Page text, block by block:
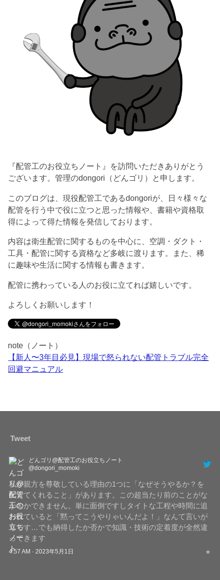
『配管工のお役立ちノート』を訪問いただきありがとう
ございます。管理のdongori（どんゴリ）と申します。
このブログは、現役配管工であるdongoriが、日々様々な
配管を行う中で役に立つと思った情報や、書籍や資格取
得によって得た情報を発信しております。
内容は衛生配管に関するものを中心に、空調・ダクト・
工具・配管に関する資格など多岐に渡ります。また、稀
に趣味や生活に関する情報も書きます。
配管に携わっている人のお役に立てれば嬉しいです。
よろしくお願いします！
note（ノート）
【新人〜3年目必見】現場で怒られない配管トラブル完全
回避マニュアル
Tweet
どんゴリ@配管工のお役立ちノート
@dongori_momoki
私が親方を尊敬している理由の1つに「なぜそうやるか？を
伝えてくれること」があります。この超当たり前のことがな
かなかできません。単に面倒ですしタイトな工程や時間に追
われていると「黙ってこうやりゃいんだよ！」なんて言いが
ちです…でも納得したか否かで知識・技術の定着度が全然違
ってきます
4:57 AM · 2023年5月1日